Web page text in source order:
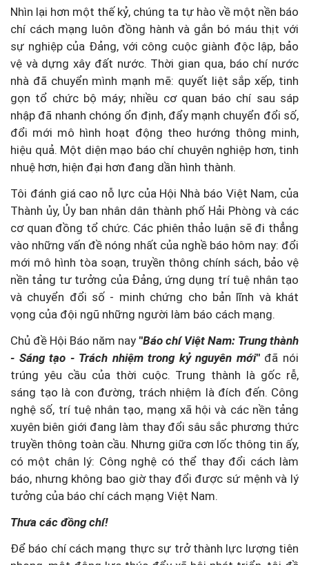
Nhìn lại hơn một thế kỷ, chúng ta tự hào về một nền báo
chí cách mạng luôn đồng hành và gắn bó máu thịt với
sự nghiệp của Đảng, với công cuộc giành độc lập, bảo
vệ và dựng xây đất nước. Thời gian qua, báo chí nước
nhà đã chuyển mình mạnh mẽ: quyết liệt sắp xếp, tinh
gọn tổ chức bộ máy; nhiều cơ quan báo chí sau sáp
nhập đã nhanh chóng ổn định, đẩy mạnh chuyển đổi số,
đổi mới mô hình hoạt động theo hướng thông minh,
hiệu quả. Một diện mạo báo chí chuyên nghiệp hơn, tinh
nhuệ hơn, hiện đại hơn đang dần hình thành.
Tôi đánh giá cao nỗ lực của Hội Nhà báo Việt Nam, của
Thành ủy, Ủy ban nhân dân thành phố Hải Phòng và các
cơ quan đồng tổ chức. Các phiên thảo luận sẽ đi thẳng
vào những vấn đề nóng nhất của nghề báo hôm nay: đổi
mới mô hình tòa soạn, truyền thông chính sách, bảo vệ
nền tảng tư tưởng của Đảng, ứng dụng trí tuệ nhân tạo
và chuyển đổi số - minh chứng cho bản lĩnh và khát
vọng của đội ngũ những người làm báo cách mạng.
Chủ đề Hội Báo năm nay "Báo chí Việt Nam: Trung thành
- Sáng tạo - Trách nhiệm trong kỷ nguyên mới" đã nói
trúng yêu cầu của thời cuộc. Trung thành là gốc rễ,
sáng tạo là con đường, trách nhiệm là đích đến. Công
nghệ số, trí tuệ nhân tạo, mạng xã hội và các nền tảng
xuyên biên giới đang làm thay đổi sâu sắc phương thức
truyền thông toàn cầu. Nhưng giữa cơn lốc thông tin ấy,
có một chân lý: Công nghệ có thể thay đổi cách làm
báo, nhưng không bao giờ thay đổi được sứ mệnh và lý
tưởng của báo chí cách mạng Việt Nam.
Thưa các đồng chí!
Để báo chí cách mạng thực sự trở thành lực lượng tiên